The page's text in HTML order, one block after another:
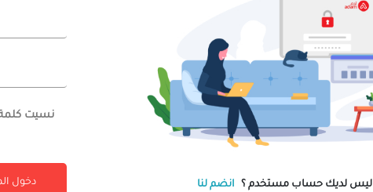
ليس لديك حساب مستخدم ؟ انضم لنا
نسيت كلمة